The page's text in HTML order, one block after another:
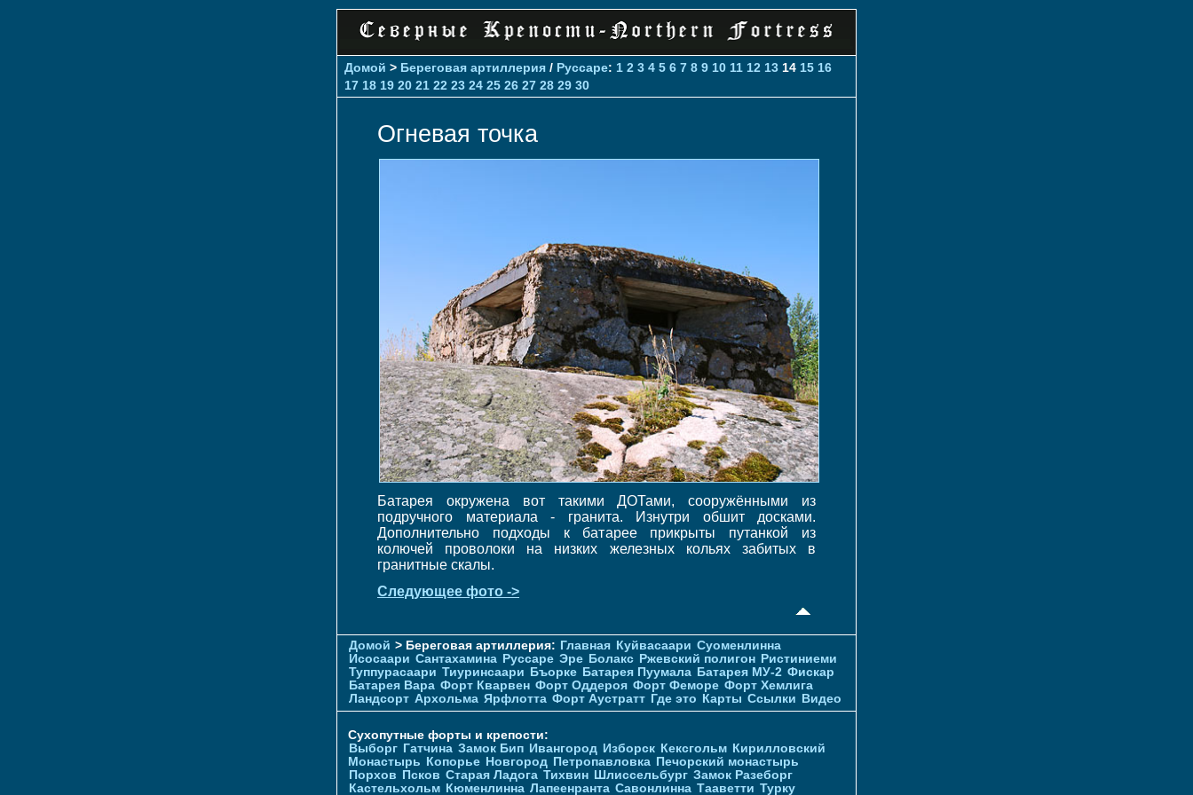
Домой > Береговая артиллерия / Руссаре: 1 2 3 4 5 6 7 8 9 10 11 12 13 14 15 16
17 18 19 20 21 22 23 24 25 26 27 28 29 30
Огневая точка
Батарея окружена вот такими ДОТами, сооружёнными из
подручного материала - гранита. Изнутри обшит досками.
Дополнительно подходы к батарее прикрыты путанкой из
колючей проволоки на низких железных кольях забитых в
гранитные скалы.
Следующее фото ->
Домой > Береговая артиллерия: Главная Куйвасаари Суоменлиннa
Исосаари Сантахамина Руссаре Эре Болакс Ржевский полигон Ристиниеми
Туппурасаари Тиуринсаари Бъорке Батарея Пуумала Батарея МУ-2 Фискар
Батарея Вара Форт Кварвен Форт Оддероя Форт Феморе Форт Хемлига
Ландсорт Архольма Ярфлотта Форт Аустратт Где это Карты Ссылки Видео
Сухопутные форты и крепости:
Выборг Гатчина Замок Бип Ивангород Изборск Кексгольм Кирилловский
Монастырь
Копорье Новгород Петропавловка Печорcкий монастырь
Порхов
Псков Старая Ладога Тихвин Шлиссельбург Замок Разеборг
Кастельхольм Кюменлинна Лапеенранта Савонлинна Тааветти Турку